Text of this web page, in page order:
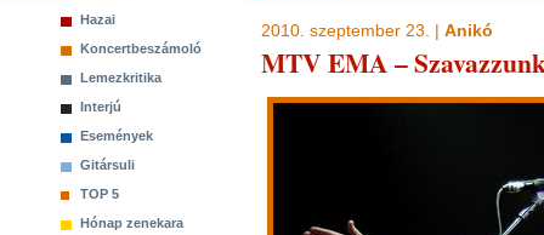
Hazai
Koncertbeszámoló
Lemezkritika
Interjú
Események
Gitársuli
TOP 5
Hónap zenekara
2010. szeptember 23. | Anikó
MTV EMA –